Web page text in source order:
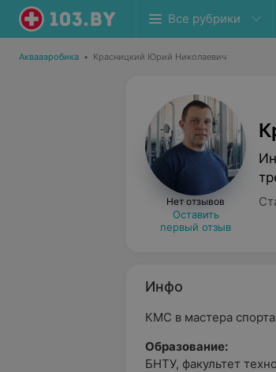
Все рубрики
Аквааэробика • Красницкий Юрий Николаевич
Нет отзывов
Оставить
первый отзыв
Инфо
КМС в мастера
Образование:
БНТУ, факультет